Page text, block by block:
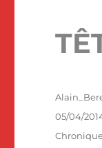
Auteur
Publié
le
05/04/